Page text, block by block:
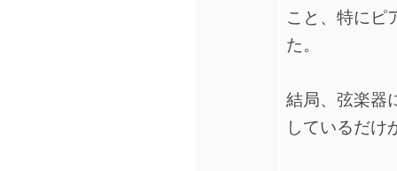
こと、特にピ
た。
結局、弦楽器
しているだけ